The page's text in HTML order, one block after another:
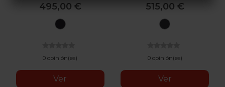
495,00 €
Black
0 opinión(es)
Ver
515,00 €
0 opinión(es)
Ver